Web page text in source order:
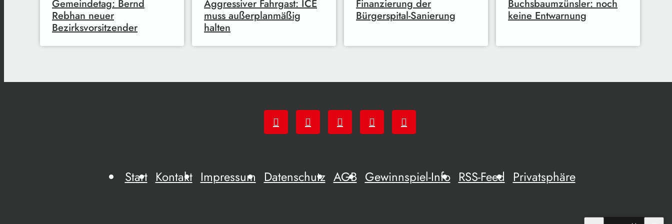
Gemeindetag: Bernd
Rebhan neuer
Bezirksvorsitzender
Aggressiver Fahrgast: ICE
muss außerplanmäßig
halten
Finanzierung der
Bürgerspital-Sanierung
Buchsbaumzünsler: noch
keine Entwarnung
Start Kontakt Impressum Datenschutz AGB Gewinnspiel-Info RSS-Feed Privatsphäre